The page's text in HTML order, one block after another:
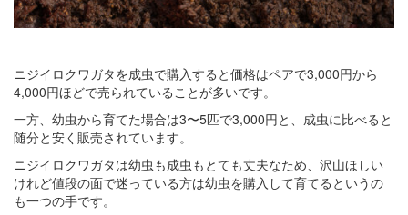
ニジイロクワガタを成虫で購入すると価格はペアで3,000円から
4,000円ほどで売られていることが多いです。
一方、幼虫から育てた場合は3〜5匹で3,000円と、成虫に比べると
随分と安く販売されています。
ニジイロクワガタは幼虫も成虫もとても丈夫なため、沢山ほしい
けれど値段の面で迷っている方は幼虫を購入して育てるというの
も一つの手です。